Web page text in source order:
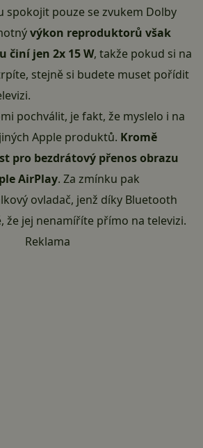
spokojit pouze se zvukem Dolby
výkon reproduktorů však
činí jen 2x 15 W, takže pokud si na
stejně si budete muset pořídit
pochválit, je fakt, že myslelo i na
Apple produktů. Kromě
pro bezdrátový přenos obrazu
AirPlay. Za zmínku pak
ovladač, jenž díky Bluetooth
že jej nenamíříte přímo na televizi.
Reklama